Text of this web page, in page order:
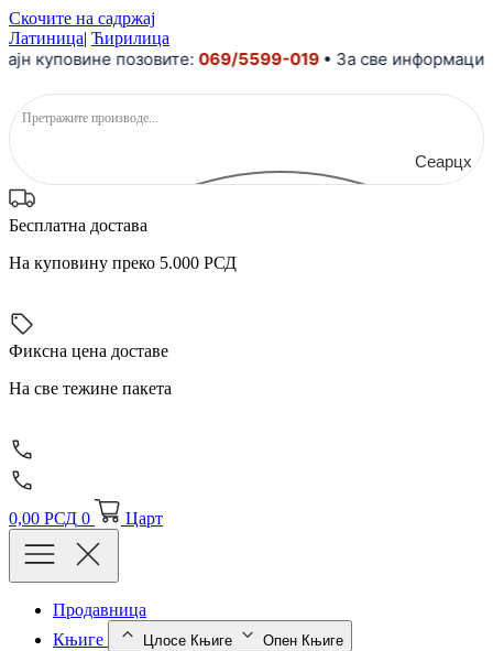
Скочите на садржај
Латиница| Ћирилица
позовите:069/5599-019• За све информације и
Сеарцх
Бесплатна достава
На куповину преко 5.000 РСД
Фиксна цена доставе
На све тежине пакета
0,00 РСД 0 Царт
Продавница
Књиге
Цлосе Књиге Опен Књиге